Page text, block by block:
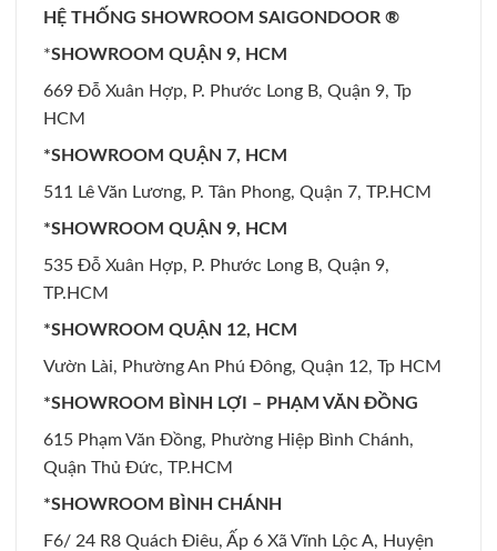
HỆ THỐNG SHOWROOM SAIGONDOOR ®
*SHOWROOM QUẬN 9, HCM
669 Đỗ Xuân Hợp, P. Phước Long B, Quận 9, Tp
HCM
*SHOWROOM QUẬN 7, HCM
511 Lê Văn Lương, P. Tân Phong, Quận 7, TP.HCM
*SHOWROOM QUẬN 9, HCM
535 Đỗ Xuân Hợp, P. Phước Long B, Quận 9,
TP.HCM
*SHOWROOM QUẬN 12, HCM
Vườn Lài, Phường An Phú Đông, Quận 12, Tp HCM
*SHOWROOM BÌNH LỢI – PHẠM VĂN ĐỒNG
615 Phạm Văn Đồng, Phường Hiệp Bình Chánh,
Quận Thủ Đức, TP.HCM
*SHOWROOM BÌNH CHÁNH
F6/ 24 R8 Quách Điêu, Ấp 6 Xã Vĩnh Lộc A, Huyện